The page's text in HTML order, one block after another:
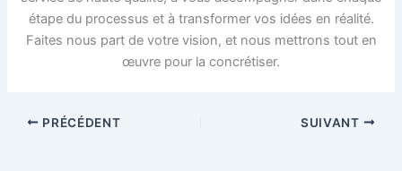
étape du processus et à transformer vos idées en réalité.
Faites nous part de votre vision, et nous mettrons tout en
œuvre pour la concrétiser.
PRÉCÉDENT SUIVANT